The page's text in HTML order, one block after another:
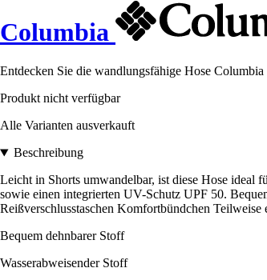
Columbia
Entdecken Sie die wandlungsfähige Hose
Produkt nicht verfügbar
Alle Varianten ausverkauft
Beschreibung
Leicht in Shorts umwandelbar, ist diese Hose ideal
sowie einen integrierten UV-Schutz UPF 50.
Reißverschlusstaschen Komfortbündchen
Bequem dehnbarer Stoff
Wasserabweisender Stoff